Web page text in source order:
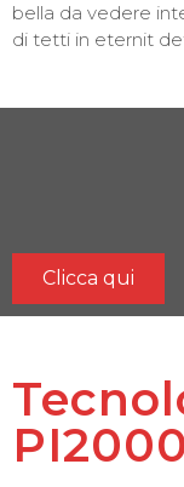
bella da vedere
di tetti in eternit
Clicca qui
PI2000